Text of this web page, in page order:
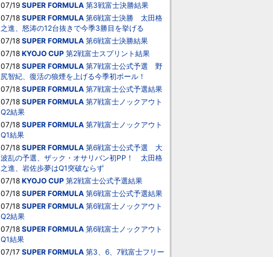
07/19 SUPER FORMULA 第3戦富士決勝結果
07/18 SUPER FORMULA 第6戦富士決勝 太田格
之進、怒涛の12台抜きで今季3勝目を挙げる
07/18 SUPER FORMULA 第6戦富士決勝結果
07/18 KYOJO CUP 第2戦富士スプリント結果
07/18 SUPER FORMULA 第7戦富士公式予選 野
尻智紀、復活の狼煙を上げる今季初ポール！
07/18 SUPER FORMULA 第7戦富士公式予選結果
07/18 SUPER FORMULA 第7戦富士ノックアウト
Q2結果
07/18 SUPER FORMULA 第7戦富士ノックアウト
Q1結果
07/18 SUPER FORMULA 第6戦富士公式予選 大
波乱の予選、ザック・オサリバン初PP！ 太田格
之進、岩佐歩夢はQ1突破ならず
07/18 KYOJO CUP 第2戦富士公式予選結果
07/18 SUPER FORMULA 第6戦富士公式予選結果
07/18 SUPER FORMULA 第6戦富士ノックアウト
Q2結果
07/18 SUPER FORMULA 第6戦富士ノックアウト
Q1結果
07/17 SUPER FORMULA 第3、6、7戦富士フリー